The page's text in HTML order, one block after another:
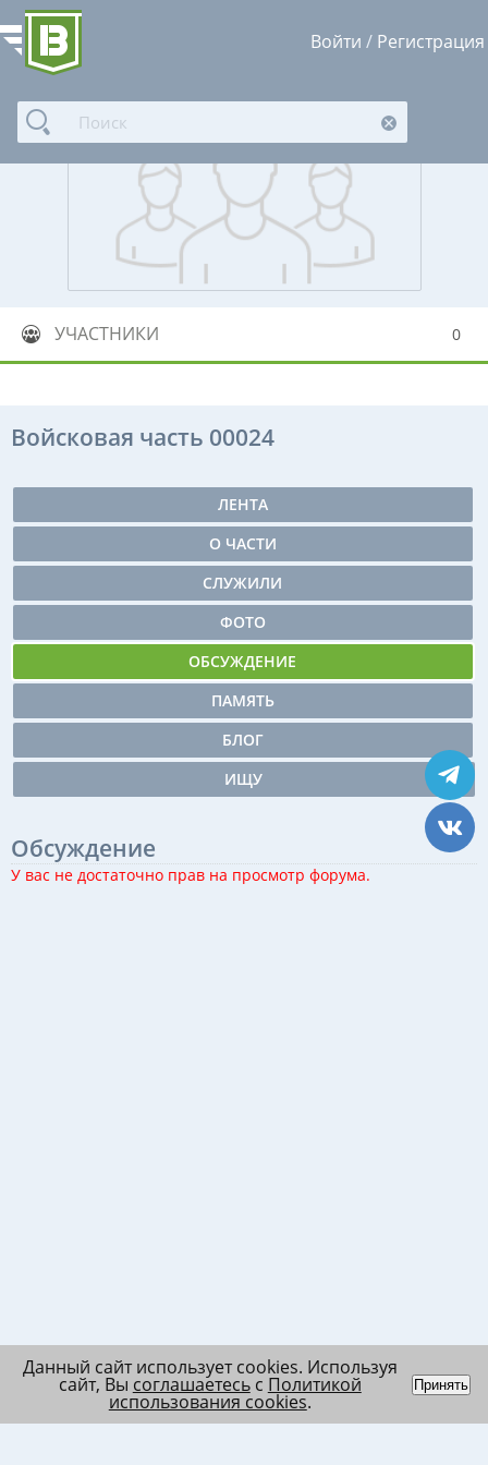
Войти / Регистрация
УЧАСТНИКИ 0
Войсковая часть 00024
ЛЕНТА
О ЧАСТИ
СЛУЖИЛИ
ФОТО
ОБСУЖДЕНИЕ
ПАМЯТЬ
БЛОГ
ИЩУ
Обсуждение
У вас не достаточно прав на просмотр форума.
Данный сайт использует cookies. Используя
сайт, Вы соглашаетесьс Политикой
использования cookies.
Принять